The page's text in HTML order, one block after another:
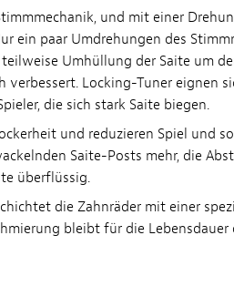
und mit einer
ein paar Umdrehungen des
Umhüllung der Saite um
Locking-Tuner eignen
die sich stark Saite biegen.
und reduzieren Spiel und
Saite-Posts mehr, die
überflüssig.
die Zahnräder mit einer
bleibt für die